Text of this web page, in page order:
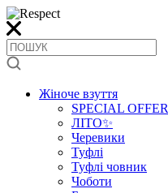
Жіноче взуття
SPECIAL OFFER
ЛІТО✨
Черевики
Туфлі
Туфлі човник
Чоботи